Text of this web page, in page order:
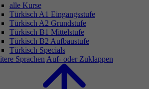
alle Kurse
Türkisch A1 Eingangsstufe
Türkisch A2 Grundstufe
Türkisch B1 Mittelstufe
Türkisch B2 Aufbaustufe
Türkisch Specials
Sprachen Auf- oder Zuklappen